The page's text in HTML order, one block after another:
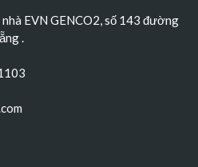
EVN GENCO2, số 143 đường
.